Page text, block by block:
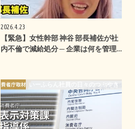
2026.4.23
【緊急】女性幹部 神谷 部長補佐が社
内不倫で減給処分 ─ 企業は何を管理…
いーふらん社員の日々のつぶやき